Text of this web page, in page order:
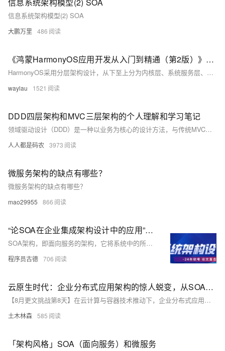
信息系统架构模型(2) SOA
大鹏万里 486
《鸿蒙HarmonyOS应用开发从入门到精通（第2版）》学习笔记——HarmonyOS架构介绍
HarmonyOS采用分层架构设计，从下至上分为内核层、系统服务层、框架层和应用层。内核层支持多内核设计与硬件驱动；系统服务层提供核心能力和服务；框架层支持多语言开发；应用层包括系统及第三方应用，支持跨设备调度，确保一致的用户体验。
waylau 1521
DDD四层架构和MVC三层架构的个人理解和学习笔记
领域驱动设计（DDD）是一种以业务为核心的设计方法，与传统MVC架构不同，DDD将业务逻辑拆分为应用层和领域层，更关注业务领域而非数据库设计。其四层架构包括：Interface（接口层）、Application（应用层）、Domain（领域层）和Infrastructure（基础层）。各层职责分明，避免跨层调用，确保业务逻辑清晰。代码实现中，通过DTO、Entity、DO等对象的转换，结合ProtoBuf协议，完成请求与响应的处理流程。为提高复用性，实际项目中可增加Common层存放公共依赖。DDD强调从业务出发设计软件，适应复杂业务场景，是微服务架构的重要设计思想。
人人都是码农 3973
微服务架构的缺点有哪些？
微服务架构的缺点有哪些？
mao29955 866
“论SOA在企业集成架构设计中的应用”必过范文，突击2024软考高项论文
SOA架构，即面向服务的架构，它将系统中的所有功能都拆分为一个个独立的服务单元。这些服务通过相互间的沟通与配合，共同完成了整体业务逻辑的运作。在SOA架构中有几个核心概念：服务提供者、服务使用者、服务注册中心、服务规范、服务合同，这些概念清晰地阐述了服务应如何被提
程序员古德 706
云原生时代：企业分布式应用架构的惊人蜕变，从SOA到微服务的大逃亡！
【8月更文挑战第8天】在云计算与容器技术推动下，企业分布式应用架构正经历从SOA到微服务再到云原生的深刻变革。SOA强调服务重用与组合，通过标准化接口实现服务解耦；微服务以细粒度划分服务，增强系统灵活性；云原生架构借助容器化与自动化技术简化部署与管理。每一步演进都为企业带来新的技术挑战与机遇。
土木林森 585
「架构风格」SOA（面向服务）和微服务